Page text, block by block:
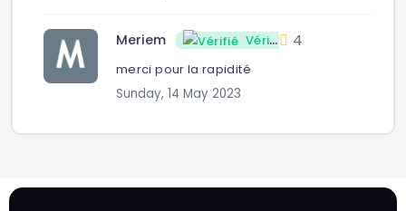
Meriem Vérifié 4
merci pour la rapidité
Sunday, 14 May 2023